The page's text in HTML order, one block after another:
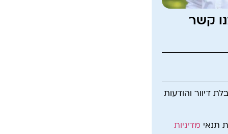
קשר
דיוור והודעות
תנאי מדיניות